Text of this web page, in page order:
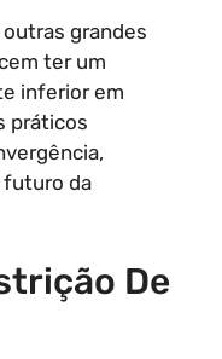
grandes
ter um
inferior em
práticos
futuro da
De